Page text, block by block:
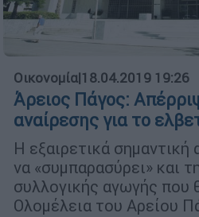
Οικονομία|18.04.2019 19:26
Άρειος Πάγος:
αναίρεσης για το
Η εξαιρετικά
να «συμπαρασύρει» και
συλλογικής αγωγής που
Ολομέλεια του Αρείου